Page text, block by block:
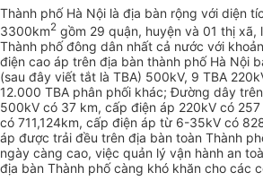
Thành phố Hà Nội là địa bàn rộng với diện
3300km2 gồm 29 quận, huyện và 01 thị xã,
Thành phố đông dân nhất cả nước với
điện cao áp trên địa bàn thành phố Hà Nội
(sau đây viết tắt là TBA) 500kV, 9 TBA
12.000 TBA phân phối khác; Đường dây
500kV có 37 km, cấp điện áp 220kV có
có 711,124km, cấp điện áp từ 6-35kV có
áp được trải đều trên địa bàn toàn Thành
ngày càng cao, việc quản lý vận hành an
địa bàn Thành phố càng khó khăn cho các